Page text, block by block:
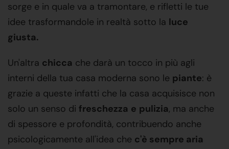
sorge e in quale va a tramontare, e rifletti le tue
idee trasformandole in realtà sotto la luce
giusta.
Un'altra chicca che darà un tocco in più agli
interni della tua casa moderna sono le piante: è
grazie a queste infatti che la casa acquisisce non
solo un senso di freschezza e pulizia, ma anche
di spessore e profondità, contribuendo anche
psicologicamente all'idea che c'è sempre aria